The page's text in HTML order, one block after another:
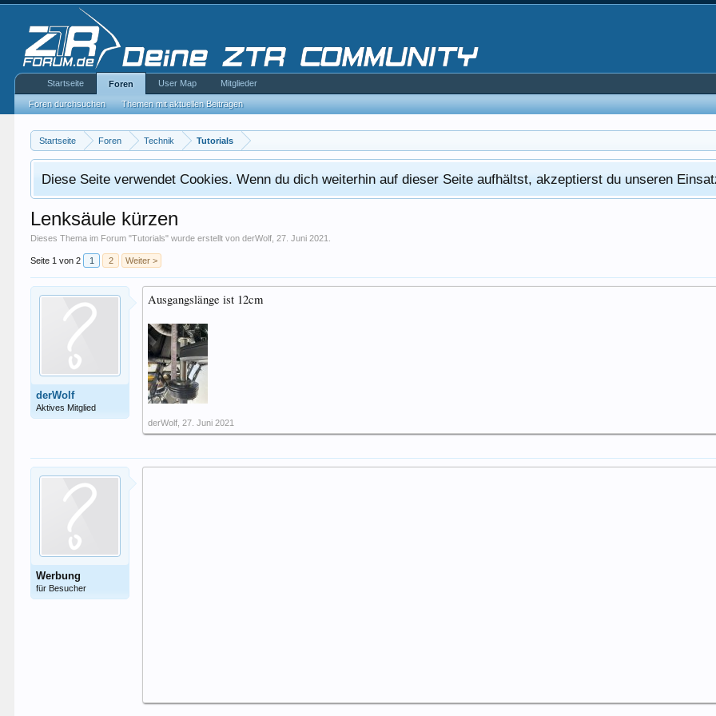
Startseite Foren Technik Tutorials
Diese Seite verwendet Cookies. Wenn du dich weiterhin auf dieser Seite aufhältst, akzeptierst du unseren
Lenksäule kürzen
Dieses Thema im Forum "Tutorials" wurde erstellt vonderWolf ,27. Juni 2021
Seite 1 von 2 1 2 Weiter >
derWolf
Aktives Mitglied
Ausgangslänge ist 12cm
derWolf 27. Juni 2021
Werbung
für Besucher
Startseite Foren
Foren durchsuchen Themen mit aktuellen Beiträgen
User Map Mitglieder